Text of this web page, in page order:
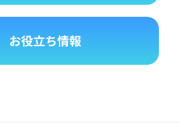
お役立ち情報